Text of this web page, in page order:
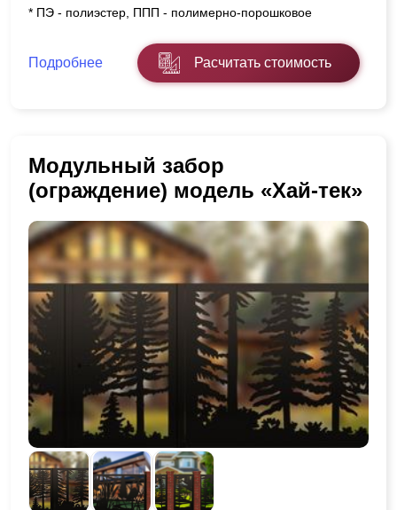
* ПЭ - полиэстер, ППП - полимерно-порошковое
Подробнее Расчитать стоимость
Модульный забор
(ограждение) модель «Хай-тек»